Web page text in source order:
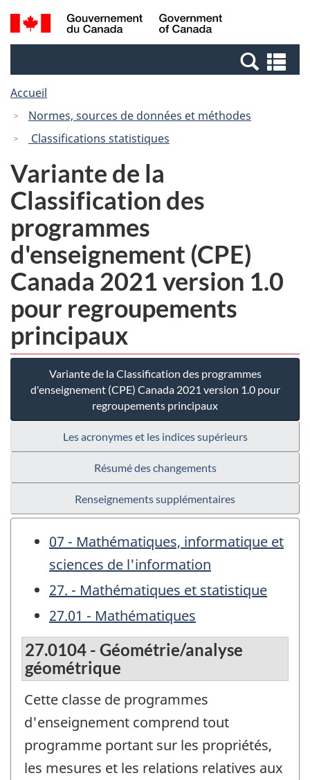
Passer
au
Passer
à
Canada
Recherche
et
et
Accueil
Normes, sources de données et méthodes
Classifications statistiques
Variante de la
Classification des
programmes
d'enseignement (CPE)
Canada 2021 version 1.0
pour regroupements
principaux
Variante de la Classification des programmes
d'enseignement (CPE) Canada 2021 version 1.0 pour
regroupements principaux
Les acronymes et les indices supérieurs
Résumé des changements
Renseignements supplémentaires
07 - Mathématiques, informatique et
sciences de l'information
27. - Mathématiques et statistique
27.01 - Mathématiques
27.0104 - Géométrie/analyse
géométrique
Cette classe de programmes
d'enseignement comprend tout
programme portant sur les propriétés,
les mesures et les relations relatives aux